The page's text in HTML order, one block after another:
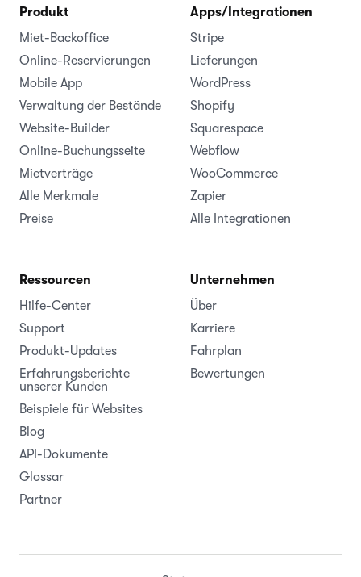
Produkt
Miet-Backoffice
Online-Reservierungen
Mobile App
Verwaltung der Bestände
Website-Builder
Online-Buchungsseite
Mietverträge
Alle Merkmale
Preise
Apps/Integrationen
Stripe
Lieferungen
WordPress
Shopify
Squarespace
Webflow
WooCommerce
Zapier
Alle Integrationen
Ressourcen
Hilfe-Center
Support
Produkt-Updates
Erfahrungsberichte
unserer Kunden
Beispiele für Websites
Blog
API-Dokumente
Glossar
Partner
Unternehmen
Über
Karriere
Fahrplan
Bewertungen